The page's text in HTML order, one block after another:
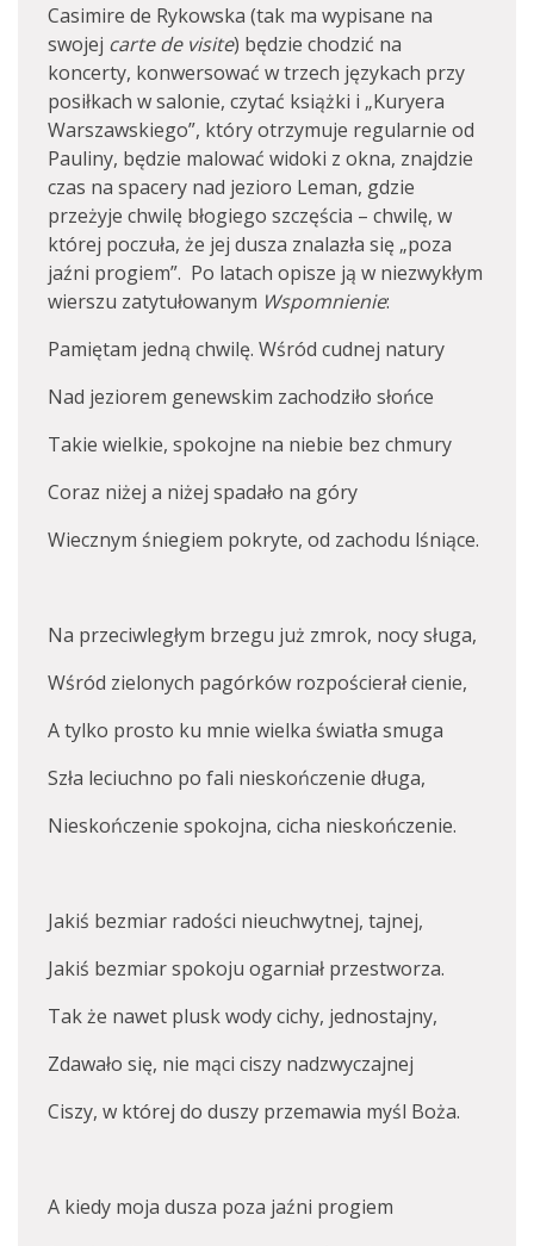
Casimire de Rykowska (tak ma wypisane na
swojej carte de visite) będzie chodzić na
koncerty, konwersować w trzech językach przy
posiłkach w salonie, czytać książki i „Kuryera
Warszawskiego”, który otrzymuje regularnie od
Pauliny, będzie malować widoki z okna, znajdzie
czas na spacery nad jezioro Leman, gdzie
przeżyje chwilę błogiego szczęścia – chwilę, w
której poczuła, że jej dusza znalazła się „poza
jaźni progiem”. Po latach opisze ją w niezwykłym
wierszu zatytułowanym Wspomnienie:
Pamiętam jedną chwilę. Wśród cudnej natury
Nad jeziorem genewskim zachodziło słońce
Takie wielkie, spokojne na niebie bez chmury
Coraz niżej a niżej spadało na góry
Wiecznym śniegiem pokryte, od zachodu lśniące.
Na przeciwległym brzegu już zmrok, nocy sługa,
Wśród zielonych pagórków rozpościerał cienie,
A tylko prosto ku mnie wielka światła smuga
Szła leciuchno po fali nieskończenie długa,
Nieskończenie spokojna, cicha nieskończenie.
Jakiś bezmiar radości nieuchwytnej, tajnej,
Jakiś bezmiar spokoju ogarniał przestworza.
Tak że nawet plusk wody cichy, jednostajny,
Zdawało się, nie mąci ciszy nadzwyczajnej
Ciszy, w której do duszy przemawia myśl Boża.
A kiedy moja dusza poza jaźni progiem